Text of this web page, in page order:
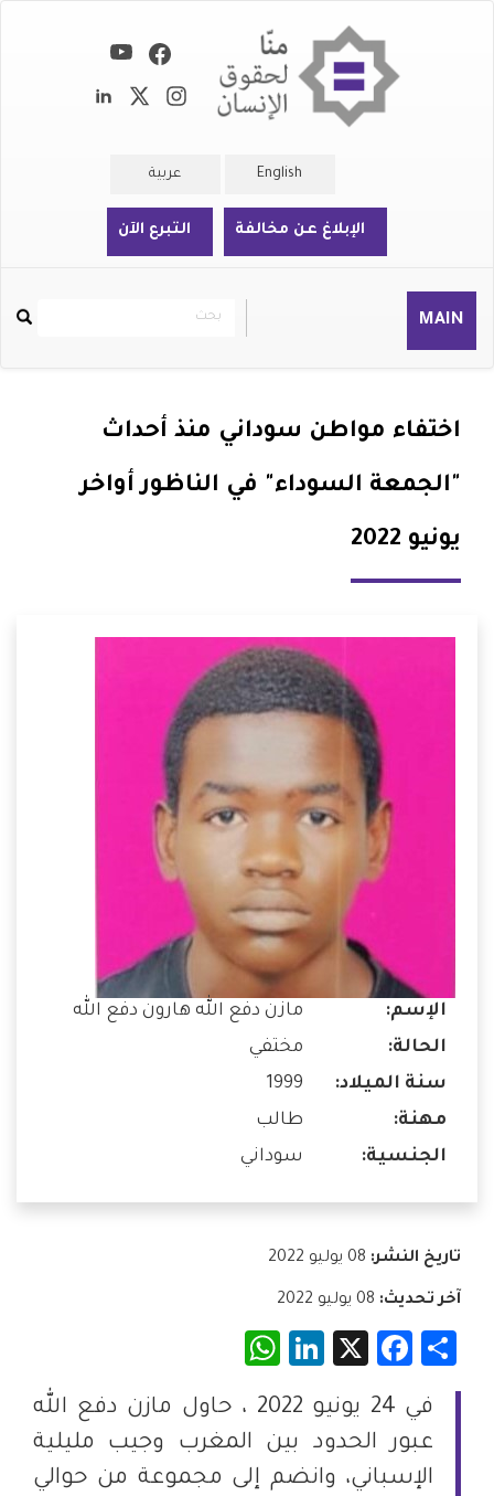
English عربية
الإبلاغ عن مخالفة التبرع الآن
MAIN
Rechercher
بحث
اختفاء مواطن سوداني منذ أحداث
"الجمعة السوداء" في الناظور أواخر
يونيو 2022
الإسم:
مازن دفع الله هارون دفع الله
الحالة:
مختفي
سنة الميلاد:
1999
مهنة:
طالب
الجنسية:
سوداني
تاريخ النشر:
آخر تحديث:
Share
Facebook
LinkedIn
في 24 يونيو 2022 ، حاول مازن دفع الله
عبور الحدود بين المغرب وجيب مليلية
الإسباني، وانضم إلى مجموعة من حوالي